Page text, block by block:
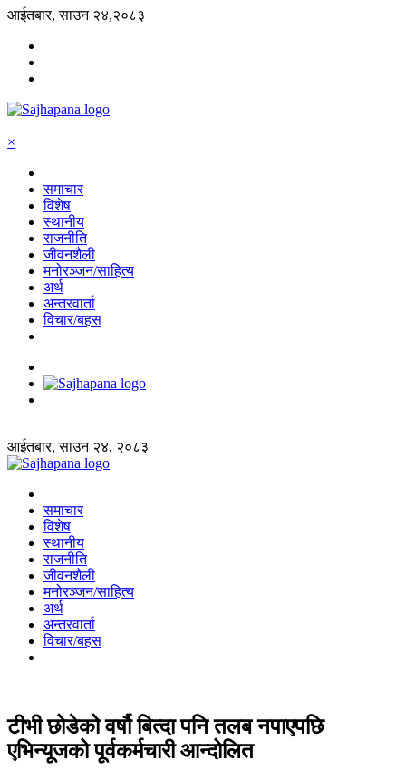
आईतबार, साउन २४,२०८३
×
समाचार
विशेष
स्थानीय
राजनीति
जीवनशैली
मनोरञ्जन/साहित्य
अर्थ
अन्तरवार्ता
विचार/बहस
आईतबार, साउन २४, २०८३
समाचार
विशेष
स्थानीय
राजनीति
जीवनशैली
मनोरञ्जन/साहित्य
अर्थ
अन्तरवार्ता
विचार/बहस
टीभी छोडेको वर्षौ बित्दा पनि तलब नपाएपछि
एभिन्यूजको पूर्वकर्मचारी आन्दोलित